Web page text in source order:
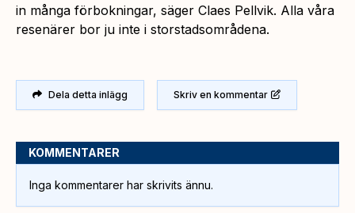
in många förbokningar, säger Claes Pellvik. Alla våra
resenärer bor ju inte i storstadsområdena.
Dela detta inlägg Skriv en kommentar
KOMMENTARER
Inga kommentarer har skrivits ännu.